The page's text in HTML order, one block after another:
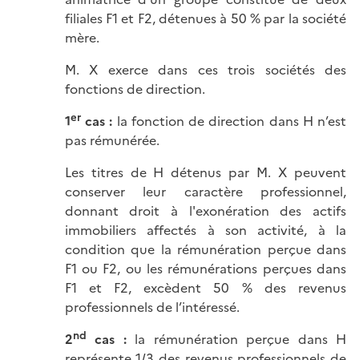
filiales F1 et F2, détenues à 50 % par la société
mère.
M. X exerce dans ces trois sociétés des
fonctions de direction.
1ercas : la fonction de direction dans H n’est
pas rémunérée.
Les titres de H détenus par M. X peuvent
conserver leur caractère professionnel,
donnant droit à l'exonération des actifs
immobiliers affectés à son activité, à la
condition que la rémunération perçue dans
F1 ou F2, ou les rémunérations perçues dans
F1 et F2, excèdent 50 % des revenus
professionnels de l’intéressé.
2nd cas :la rémunération perçue dans H